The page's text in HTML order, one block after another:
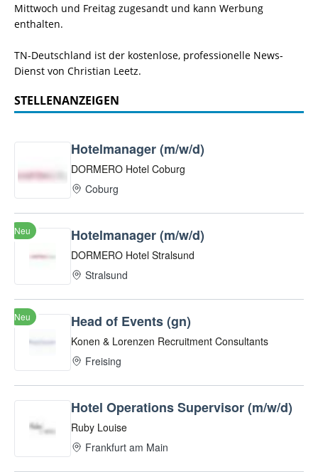
Mittwoch und Freitag zugesandt und kann Werbung
enthalten.
TN-Deutschland ist der kostenlose, professionelle News-
Dienst von Christian Leetz.
STELLENANZEIGEN